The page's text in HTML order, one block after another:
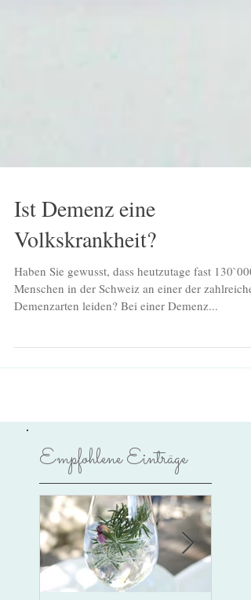
Ist Demenz eine
Volkskrankheit?
Haben Sie gewusst, dass heutzutage fast 130`000
Menschen in der Schweiz an einer der
Empfohlene Einträge